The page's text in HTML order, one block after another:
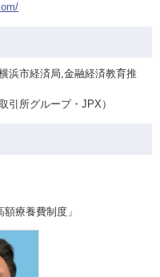
浜市経済局,金融経済教育推
引所グループ・JPX）
療養費制度」